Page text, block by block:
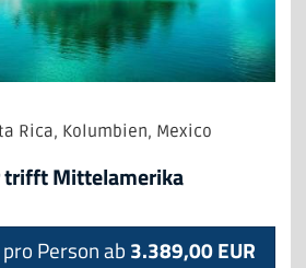
Rica, Kolumbien, Mexico
trifft Mittelamerika
pro Person ab 3.389,00 EUR